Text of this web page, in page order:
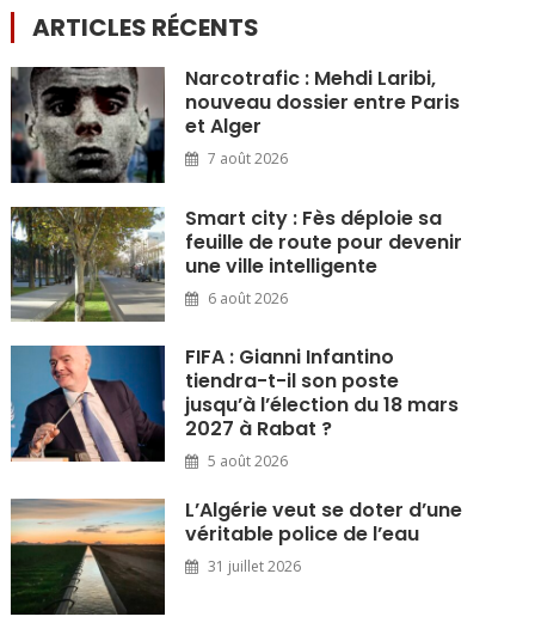
ARTICLES RÉCENTS
Narcotrafic : Mehdi Laribi,
nouveau dossier entre Paris
et Alger
7 août 2026
Smart city : Fès déploie sa
feuille de route pour devenir
une ville intelligente
6 août 2026
FIFA : Gianni Infantino
tiendra-t-il son poste
jusqu’à l’élection du 18 mars
2027 à Rabat ?
5 août 2026
L’Algérie veut se doter d’une
véritable police de l’eau
31 juillet 2026